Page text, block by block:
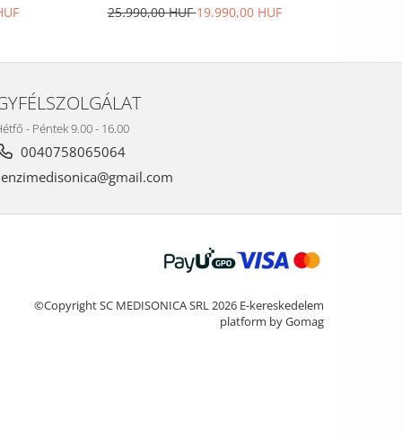
25.990,00 HUF19.990,00 HUF
- Péntek 9.00 - 16.00
0040758065064
©Copyright SC MEDISONICA SRL 2026 E-kereskedelem
platform by Gomag